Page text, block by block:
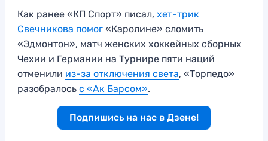
Как ранее «КП Спорт» писал, хет-трик
Свечникова помог «Каролине» сломить
«Эдмонтон», матч женских хоккейных сборных
Чехии и Германии на Турнире пяти наций
отменили из-за отключения света, «Торпедо»
разобралось с «Ак Барсом».
Подпишись на нас в Дзене!